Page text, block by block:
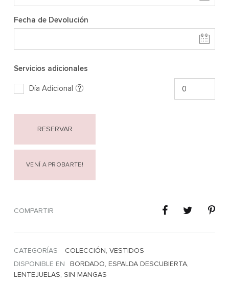
Fecha de Devolución
Servicios adicionales
Día Adicional
RESERVAR
VENÍ A PROBARTE!
COMPARTIR
CATEGORÍAS COLECCIÓN, VESTIDOS
DISPONIBLE EN
BORDADO, ESPALDA DESCUBIERTA,
LENTEJUELAS, SIN MANGAS